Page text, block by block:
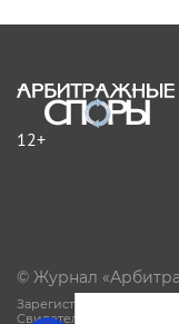
12+
© Журнал
Зарегистрирован
Свидетельство Эл №